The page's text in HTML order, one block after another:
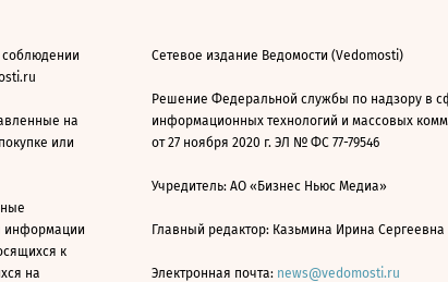
соблюдении
на
или
информации
к
на
Сетевое издание Ведомости (Vedomosti)
Решение Федеральной службы по надзору в
информационных технологий и массовых
от 27 ноября 2020 г. ЭЛ № ФС 77-79546
Учредитель: АО «Бизнес Ньюс Медиа»
Главный редактор: Казьмина Ирина Сергеевна
Электронная почта: news@vedomosti.ru